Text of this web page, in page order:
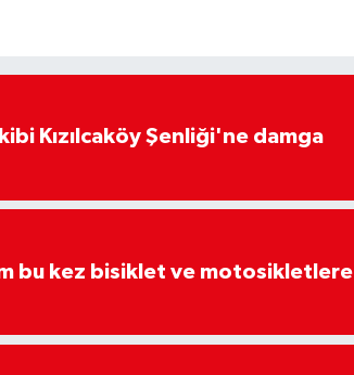
Kızılcaköy Şenliği'ne damga
bu kez bisiklet ve motosikletlere